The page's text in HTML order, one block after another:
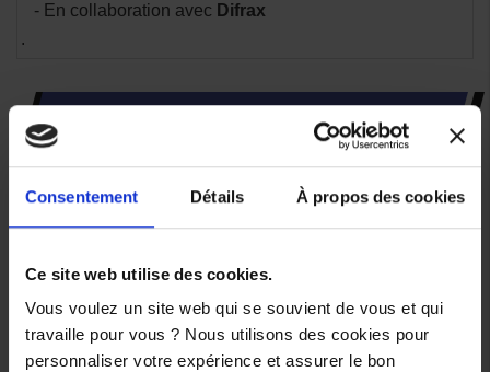
Consentement Détails À propos des cookies
Ce site web utilise des cookies.
Vous voulez un site web qui se souvient de vous et qui
travaille pour vous ? Nous utilisons des cookies pour
personnaliser votre expérience et assurer le bon
- En collaboration avec Difrax
.
VOUS AIMEREZ AUSSI
-30%
RUPTURE
STOCK
Baby
Gift
Pack
Paddock
2024